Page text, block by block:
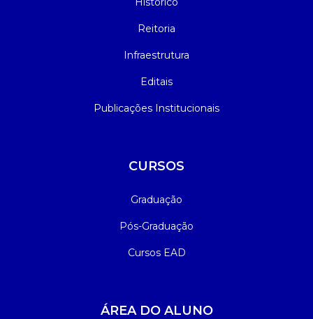
Reitoria
Infraestrutura
Editais
Publicações Institucionais
CURSOS
Graduação
Pós-Graduação
Cursos EAD
ÁREA DO ALUNO